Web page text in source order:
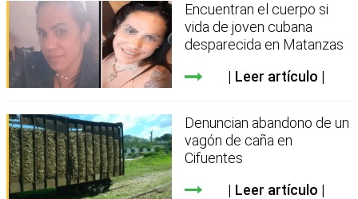
Encuentran el cuerpo si
vida de joven cubana
desparecida en Matanzas
Leer artículo
Denuncian abandono de un
vagón de caña en
Cifuentes
Leer artículo